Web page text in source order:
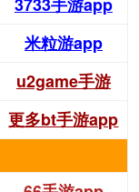
3733手游app
米粒游app
u2game手游
更多bt手游app